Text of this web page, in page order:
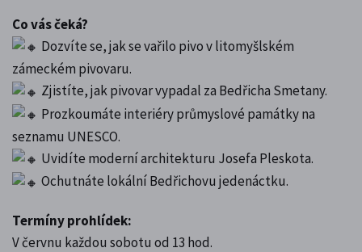
Co vás čeká?
Dozvíte se, jak se vařilo pivo v litomyšlském
zámeckém pivovaru.
Zjistíte, jak pivovar vypadal za Bedřicha Smetany.
Prozkoumáte interiéry průmyslové památky na
seznamu UNESCO.
Uvidíte moderní architekturu Josefa Pleskota.
Ochutnáte lokální Bedřichovu jedenáctku.
Termíny prohlídek:
V červnu každou sobotu od 13 hod.